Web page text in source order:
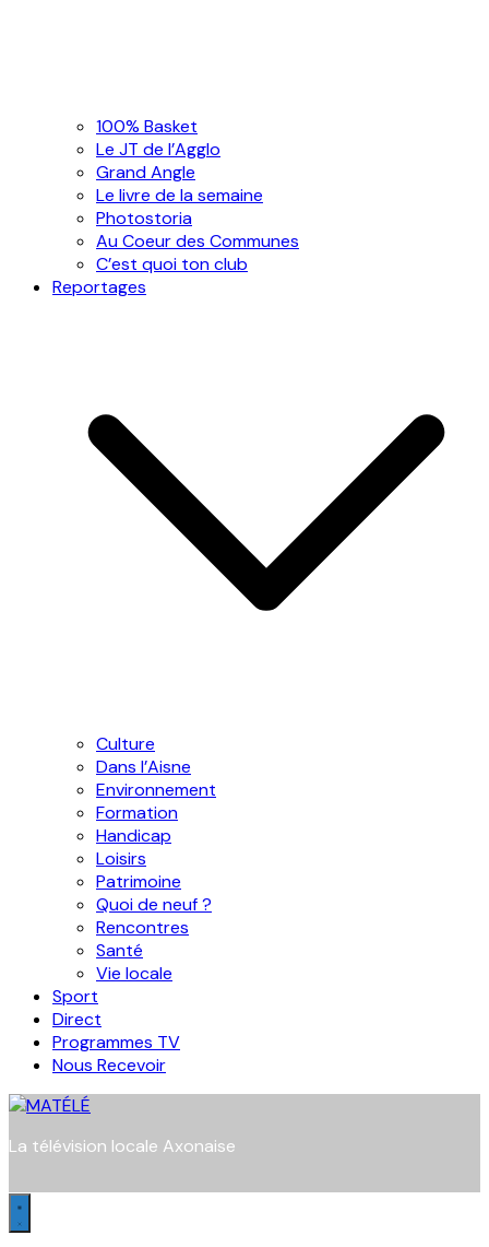
100% Basket
Le JT de l’Agglo
Grand Angle
Le livre de la semaine
Photostoria
Au Coeur des Communes
C’est quoi ton club
Reportages
Culture
Dans l’Aisne
Environnement
Formation
Handicap
Loisirs
Patrimoine
Quoi de neuf ?
Rencontres
Santé
Vie locale
Sport
Direct
Programmes TV
Nous Recevoir
La télévision locale Axonaise